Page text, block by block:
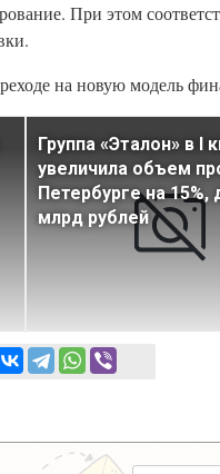
При этом
на новую модель
Группа «Эталон» в I
увеличила объем
Петербурге на 15%,
млрд рублей